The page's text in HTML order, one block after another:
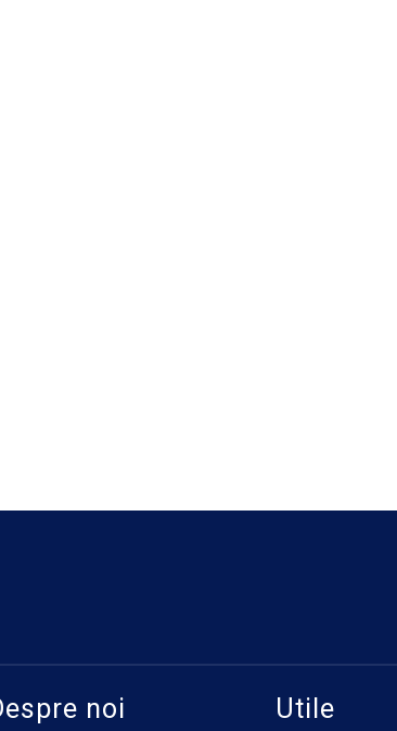
noi Utile